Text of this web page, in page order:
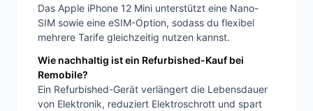
Das Apple iPhone 12 Mini unterstützt eine Nano-
SIM sowie eine eSIM-Option, sodass du flexibel
mehrere Tarife gleichzeitig nutzen kannst.
Wie nachhaltig ist ein Refurbished-Kauf bei
Remobile?
Ein Refurbished-Gerät verlängert die Lebensdauer
von Elektronik, reduziert Elektroschrott und spart